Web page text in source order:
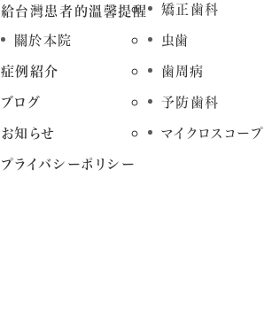
給台灣患者的溫馨提醒
關於本院
症例紹介
ブログ
お知らせ
プライバシーポリシー
矯正歯科
虫歯
歯周病
予防歯科
マイクロスコープ